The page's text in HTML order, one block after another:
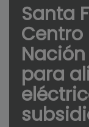
Santa
para